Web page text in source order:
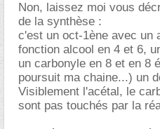
Non, laissez moi vous
de la synthèse :
c'est un oct-1ène avec un
fonction alcool en 4 et 6,
un carbonyle en 8 et en 8
poursuit ma chaine...) un
Visiblement l'acétal, le
sont pas touchés par la